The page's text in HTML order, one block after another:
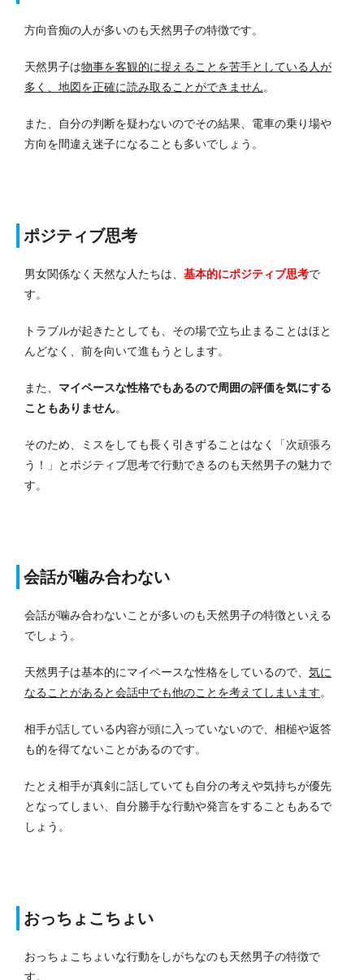
方向音痴の人が多いのも天然男子の特徴です。
天然男子は物事を客観的に捉えることを苦手としている人が
多く、地図を正確に読み取ることができません。
また、自分の判断を疑わないのでその結果、電車の乗り場や
方向を間違え迷子になることも多いでしょう。
ポジティブ思考
男女関係なく天然な人たちは、 基本的にポジティブ思考で
す。
トラブルが起きたとしても、その場で立ち止まることはほと
んどなく、前を向いて進もうとします。
また、 マイペースな性格でもあるので周囲の評価を気にする
こともありません。
そのため、ミスをしても長く引きずることはなく「次頑張ろ
う！」とポジティブ思考で行動できるのも天然男子の魅力で
す。
会話が噛み合わない
会話が噛み合わないことが多いのも天然男子の特徴といえる
でしょう。
天然男子は基本的にマイペースな性格をしているので、 気に
なることがあると会話中でも他のことを考えてしまいます。
相手が話している内容が頭に入っていないので、相槌や返答
も的を得てないことがあるのです。
たとえ相手が真剣に話していても自分の考えや気持ちが優先
となってしまい、自分勝手な行動や発言をすることもあるで
しょう。
おっちょこちょい
おっちょこちょいな行動をしがちなのも天然男子の特徴で
す。